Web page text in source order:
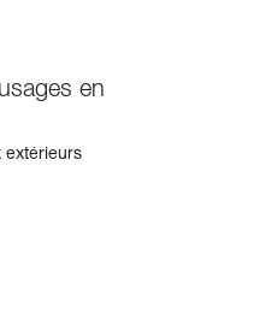
en
extérieurs